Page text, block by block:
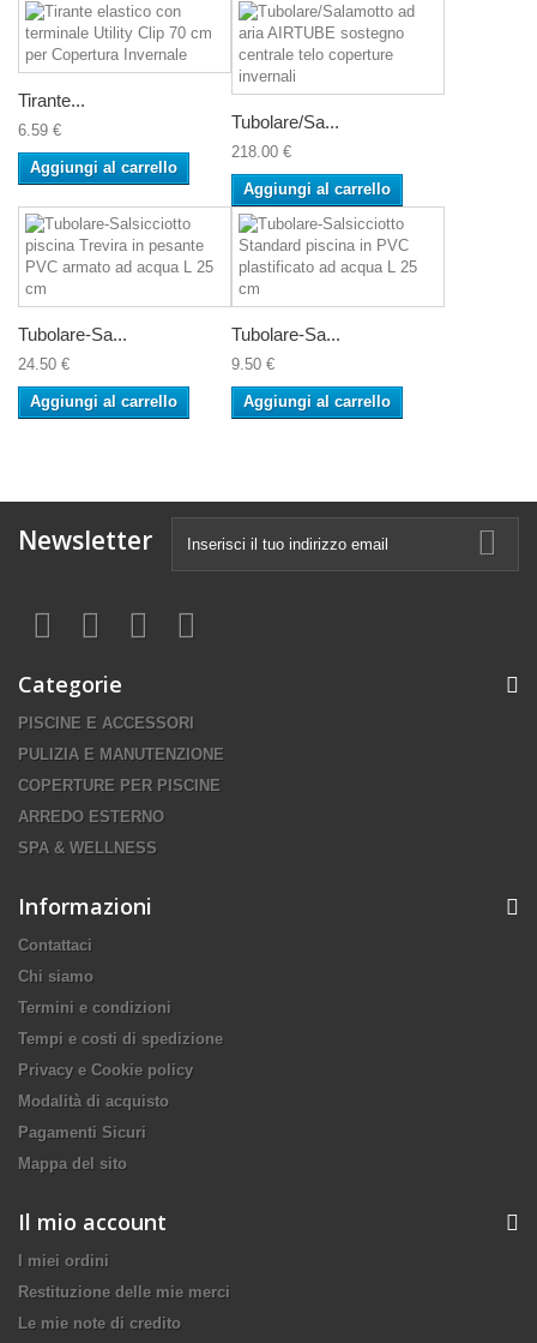
Tirante...
6.59 €
Aggiungi al carrello
Tubolare/Sa...
218.00 €
Aggiungi al carrello
Tubolare-Sa...
24.50 €
Aggiungi al carrello
Tubolare-Sa...
9.50 €
Aggiungi al carrello
Newsletter
Categorie
PISCINE E ACCESSORI
PULIZIA E MANUTENZIONE
COPERTURE PER PISCINE
ARREDO ESTERNO
SPA & WELLNESS
Informazioni
Contattaci
Chi siamo
Termini e condizioni
Tempi e costi di spedizione
Privacy e Cookie policy
Modalità di acquisto
Pagamenti Sicuri
Mappa del sito
Il mio account
I miei ordini
Restituzione delle mie merci
Le mie note di credito